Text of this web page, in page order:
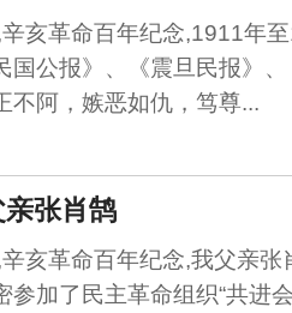
亥革命百年纪念,1911年
国公报》、《震旦民报》
不阿，嫉恶如仇，笃尊...
张肖鹄
亥革命百年纪念,我父亲
加了民主革命组织“共进